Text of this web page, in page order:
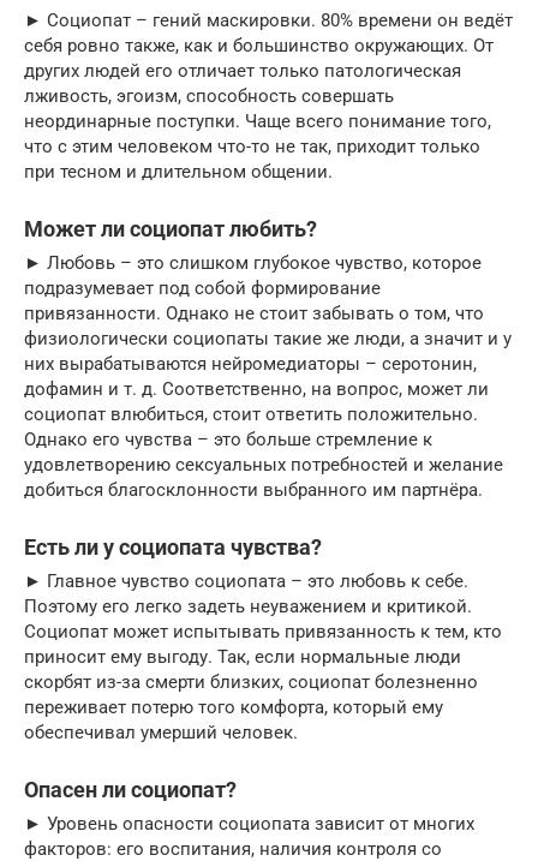
► Социопат – гений маскировки. 80% времени он ведёт
себя ровно также, как и большинство окружающих. От
других людей его отличает только патологическая
лживость, эгоизм, способность совершать
неординарные поступки. Чаще всего понимание того,
что с этим человеком что-то не так, приходит только
при тесном и длительном общении.
Может ли социопат любить?
► Любовь – это слишком глубокое чувство, которое
подразумевает под собой формирование
привязанности. Однако не стоит забывать о том, что
физиологически социопаты такие же люди, а значит и у
них вырабатываются нейромедиаторы – серотонин,
дофамин и т. д. Соответственно, на вопрос, может ли
социопат влюбиться, стоит ответить положительно.
Однако его чувства – это больше стремление к
удовлетворению сексуальных потребностей и желание
добиться благосклонности выбранного им партнёра.
Есть ли у социопата чувства?
► Главное чувство социопата – это любовь к себе.
Поэтому его легко задеть неуважением и критикой.
Социопат может испытывать привязанность к тем, кто
приносит ему выгоду. Так, если нормальные люди
скорбят из-за смерти близких, социопат болезненно
переживает потерю того комфорта, который ему
обеспечивал умерший человек.
Опасен ли социопат?
► Уровень опасности социопата зависит от многих
факторов: его воспитания, наличия контроля со